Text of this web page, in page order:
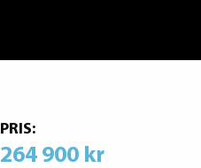
PRIS:
264 900 kr